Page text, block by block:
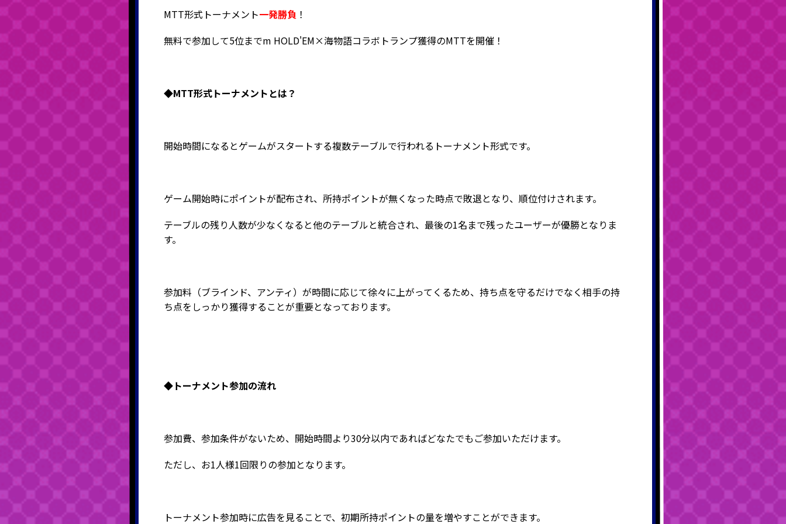
MTT形式トーナメント一発勝負 ！
無料で参加して5位までm HOLD'EM×海物語コラボトランプ獲得のMTTを開催！
◆MTT形式トーナメントとは？
開始時間になるとゲームがスタートする複数テーブルで行われるトーナメント形式です。
ゲーム開始時にポイントが配布され、所持ポイントが無くなった時点で敗退となり、順位付けされます。
テーブルの残り人数が少なくなると他のテーブルと統合され、最後の1名まで残ったユーザーが優勝となりま
す。
参加料（ブラインド、アンティ）が時間に応じて徐々に上がってくるため、持ち点を守るだけでなく相手の持
ち点をしっかり獲得することが重要となっております。
◆トーナメント参加の流れ
参加費、参加条件がないため、開始時間より30分以内であればどなたでもご参加いただけます。
ただし、お1人様1回限りの参加となります。
トーナメント参加時に広告を見ることで、初期所持ポイントの量を増やすことができます。